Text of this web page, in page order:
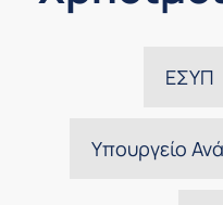
ΕΣΥΠ
Υπουργείο